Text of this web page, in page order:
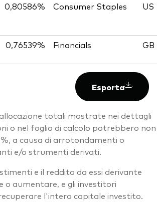
0,80586% Consumer Staples US
0,76539% Financials GB
Esporta
totali mostrate nei dettagli
o nel foglio di calcolo potrebbero non
a causa di arrotondamenti o
e/o strumenti derivati.
e il reddito da essi derivante
o aumentare, e gli investitori
l'intero capitale investito.